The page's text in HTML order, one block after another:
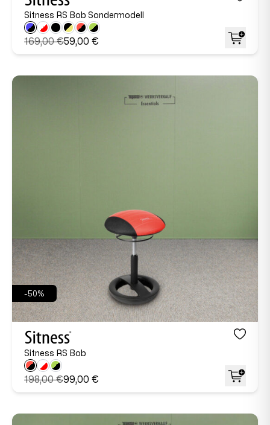
Sitness RS Bob Sondermodell
169,00 €59,00 €
-50%
Sitness RS Bob
198,00 €99,00 €